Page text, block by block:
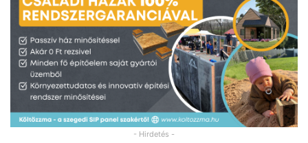
- Hirdetés -